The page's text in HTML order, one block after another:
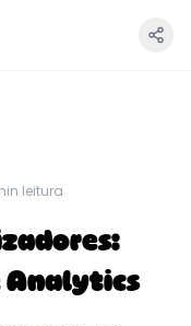
leitura
Analytics